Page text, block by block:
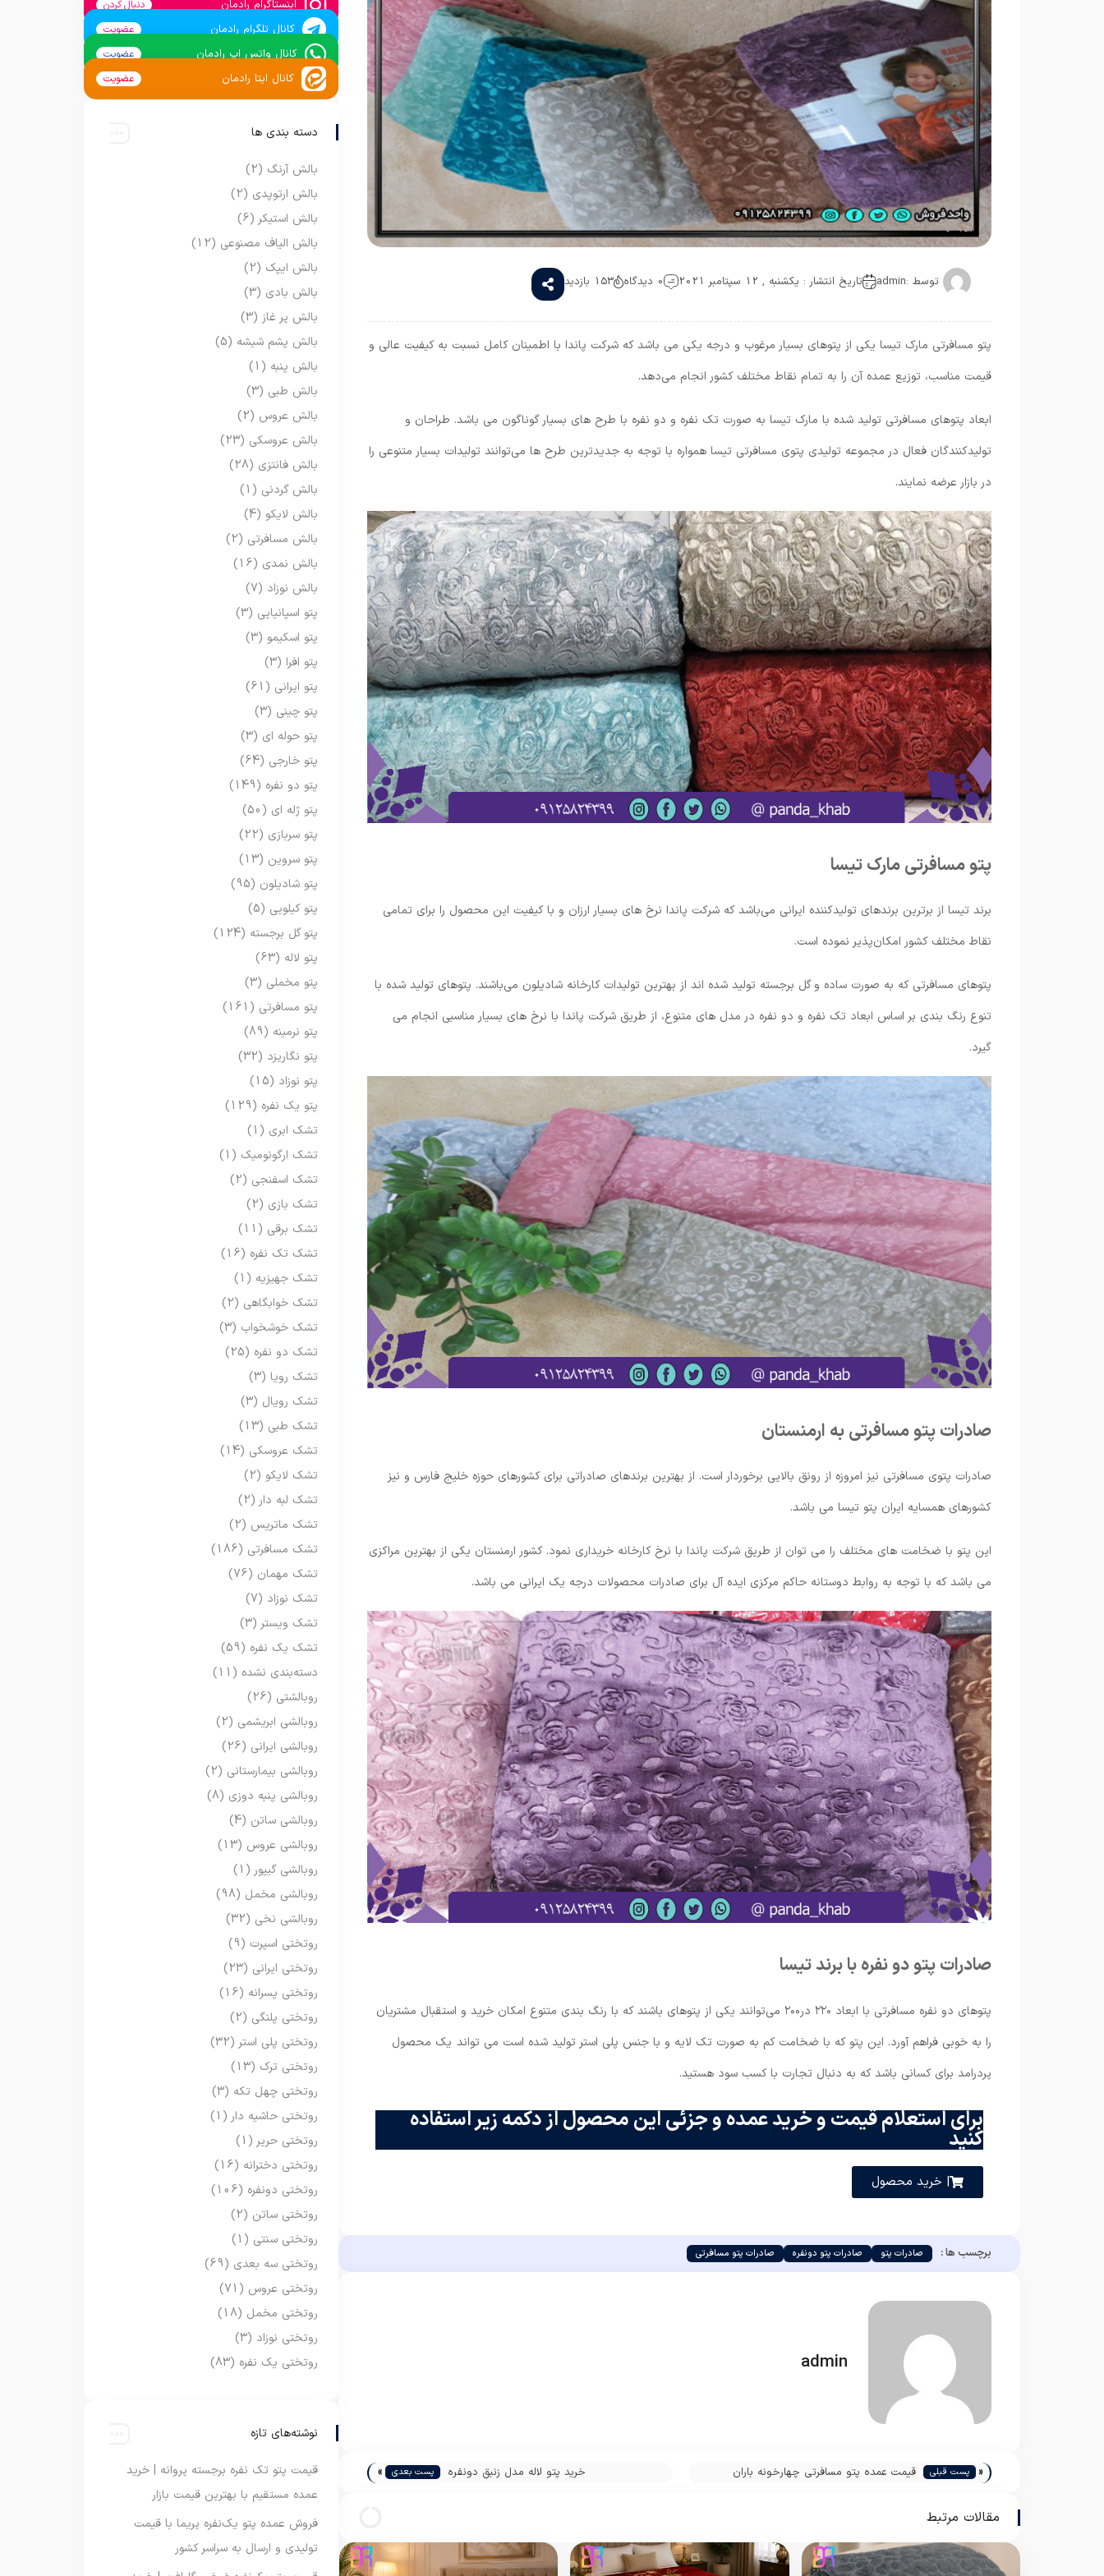
توسط :admin تاریخ انتشار : یکشنبه , 12 سپتامبر 2021 0 دیدگاه 153 بازدید
پتو مسافرتی مارک تیسا یکی از پتوهای بسیار مرغوب و درجه یکی می باشد که شرکت پاندا با اطمینان کامل نسبت به کیفیت عالی و
قیمت مناسب، توزیع عمده آن را به تمام نقاط مختلف کشور انجام می‌دهد.
ابعاد پتوهای مسافرتی تولید شده با مارک تیسا به صورت تک نفره و دو نفره با طرح های بسیار گوناگون می باشد. طراحان و
تولیدکنندگان فعال در مجموعه تولیدی پتوی مسافرتی تیسا همواره با توجه به جدیدترین طرح ها می‌توانند تولیدات بسیار متنوعی را
در بازار عرضه نمایند.
پتو مسافرتی مارک تیسا
برند تیسا از برترین برندهای تولیدکننده ایرانی می‌باشد که شرکت پاندا نرخ های بسیار ارزان و با کیفیت این محصول را برای تمامی
نقاط مختلف کشور امکان‌پذیر نموده است.
پتوهای مسافرتی که به صورت ساده و گل برجسته تولید شده اند از بهترین تولیدات کارخانه شادیلون می‌باشند. پتوهای تولید شده با
تنوع رنگ بندی بر اساس ابعاد تک نفره و دو نفره در مدل های متنوع، از طریق شرکت پاندا با نرخ های بسیار مناسبی انجام می
گیرد.
صادرات پتو مسافرتی به ارمنستان
صادرات پتوی مسافرتی نیز امروزه از رونق بالایی برخوردار است. از بهترین برندهای صادراتی برای کشورهای حوزه خلیج فارس و نیز
کشورهای همسایه ایران پتو تیسا می باشد.
این پتو با ضخامت های مختلف را می توان از طریق شرکت پاندا با نرخ کارخانه خریداری نمود. کشور ارمنستان یکی از بهترین مراکزی
می باشد که با توجه به روابط دوستانه حاکم مرکزی ایده آل برای صادرات محصولات درجه یک ایرانی می باشد.
صادرات پتو دو نفره با برند تیسا
پتوهای دو نفره مسافرتی با ابعاد ۲۲۰ در۲۰۰ می‌توانند یکی از پتوهای باشند که با رنگ بندی متنوع امکان خرید و استقبال مشتریان
را به خوبی فراهم آورد. این پتو که با ضخامت کم به صورت تک لایه و با جنس پلی استر تولید شده است می تواند یک محصول
پردرامد برای کسانی باشد که به دنبال تجارت با کسب سود هستید.
برای استعلام قیمت و خرید عمده و جزئی این محصول از دکمه زیر استفاده
کنید
| خرید محصول
برچسب ها : صادرات پتو صادرات پتو دونفره صادرات پتو مسافرتی
admin
« پست قبلی قیمت عمده پتو مسافرتی چهارخونه باران خرید پتو لاله مدل زنبق دونفره پست بعدی »
مقالات مرتبط
اینستاگرام رادمان دنبال کردن
کانال تلگرام رادمان عضویت
کانال واتس اپ رادمان عضویت
کانال ایتا رادمان عضویت
دسته بندی ها
بالش آرنگ (2)
بالش ارتوپدی (2)
بالش استیکر (6)
بالش الیاف مصنوعی (12)
بالش ایپک (2)
بالش بادی (3)
بالش پر غاز (3)
بالش پشم شیشه (5)
بالش پنبه (1)
بالش طبی (3)
بالش عروس (2)
بالش عروسکی (23)
بالش فانتزی (28)
بالش گردنی (1)
بالش لایکو (4)
بالش مسافرتی (2)
بالش نمدی (16)
بالش نوزاد (7)
پتو اسپانیایی (3)
پتو اسکیمو (3)
پتو افرا (3)
پتو ایرانی (61)
پتو چینی (3)
پتو حوله ای (3)
پتو خارجی (64)
پتو دو نفره (149)
پتو ژله ای (50)
پتو سربازی (22)
پتو سروین (13)
پتو شادیلون (95)
پتو کیلویی (5)
پتو گل برجسته (124)
پتو لاله (63)
پتو مخملی (3)
پتو مسافرتی (161)
پتو نرمینه (89)
پتو نگاریزد (32)
پتو نوزاد (15)
پتو یک نفره (129)
تشک ابری (1)
تشک ارگونومیک (1)
تشک اسفنجی (2)
تشک بازی (2)
تشک برقی (11)
تشک تک نفره (16)
تشک جهیزیه (1)
تشک خوابگاهی (2)
تشک خوشخواب (3)
تشک دو نفره (25)
تشک رویا (3)
تشک رویال (3)
تشک طبی (13)
تشک عروسکی (14)
تشک لایکو (2)
تشک لبه دار (2)
تشک ماتریس (2)
تشک مسافرتی (186)
تشک مهمان (76)
تشک نوزاد (7)
تشک ویستر (3)
تشک یک نفره (59)
دسته‌بندی نشده (11)
روبالشتی (26)
روبالشی ابریشمی (2)
روبالشی ایرانی (26)
روبالشی بیمارستانی (2)
روبالشی پنبه دوزی (8)
روبالشی ساتن (4)
روبالشی عروس (13)
روبالشی گیپور (1)
روبالشی مخمل (98)
روبالشی نخی (32)
روتختی اسپرت (9)
روتختی ایرانی (23)
روتختی پسرانه (16)
روتختی پلنگی (2)
روتختی پلی استر (32)
روتختی ترک (13)
روتختی چهل تکه (3)
روتختی حاشیه دار (1)
روتختی حریر (1)
روتختی دخترانه (16)
روتختی دونفره (106)
روتختی ساتن (2)
روتختی سنتی (1)
روتختی سه بعدی (69)
روتختی عروس (71)
روتختی مخمل (18)
روتختی نوزاد (3)
روتختی یک نفره (83)
نوشته‌های تازه
قیمت پتو تک نفره برجسته پروانه | خرید
عمده مستقیم با بهترین قیمت بازار
فروش عمده پتو یک‌نفره پریما با قیمت
تولیدی و ارسال به سراسر کشور